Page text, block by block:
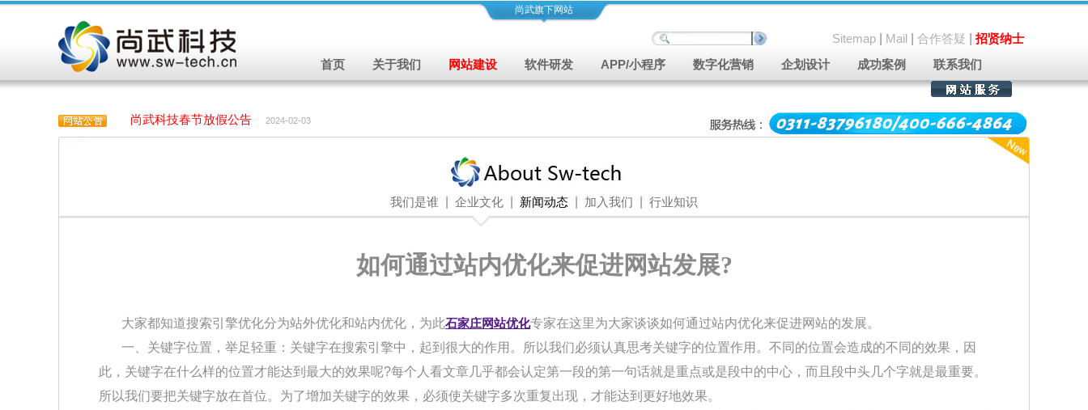
尚武旗下网站
Sitemap Mail 合作答疑
招贤纳士
首页
关于我们 网站建设 软件研发 APP/小程序 数字化营销 企划设计 成功案例 联系我们
尚武科技春节放假公告 2024-02-03
我们是谁 企业文化 新闻动态 加入我们 行业知识
如何通过站内优化来促进网站发展?
大家都知道搜索引擎优化分为站外优化和站内优化，为此石家庄网站优化专家在这里为大家谈谈如何通过站内优化来促进网站的发展。
一、关键字位置，举足轻重：关键字在搜索引擎中，起到很大的作用。所以我们必须认真思考关键字的位置作用。不同的位置会造成的不同的效果，因
此，关键字在什么样的位置才能达到最大的效果呢?每个人看文章几乎都会认定第一段的第一句话就是重点或是段中的中心，而且段中头几个字就是最重要。
所以我们要把关键字放在首位。为了增加关键字的效果，必须使关键字多次重复出现，才能达到更好地效果。